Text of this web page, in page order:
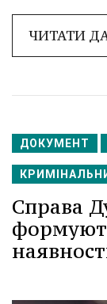
ЧИТАТИ
ДОКУМЕНТ
Справa